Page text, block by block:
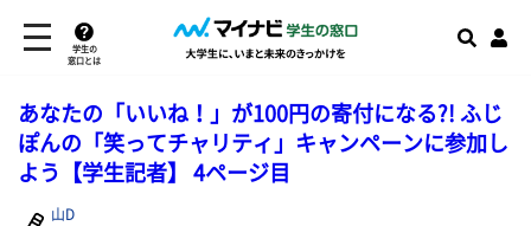
学生の
窓口とは
あなたの「いいね！」が100円の寄付になる?! ふじ
ぽんの「笑ってチャリティ」キャンペーンに参加し
よう【学生記者】 4ページ目
山D